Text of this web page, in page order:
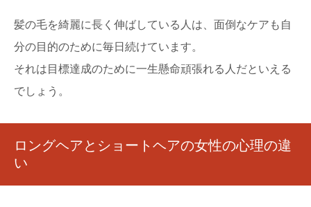
髪の毛を綺麗に長く伸ばしている人は、面倒なケアも自
分の目的のために毎日続けています。
それは目標達成のために一生懸命頑張れる人だといえる
でしょう。
ロングヘアとショートヘアの女性の心理の違
い